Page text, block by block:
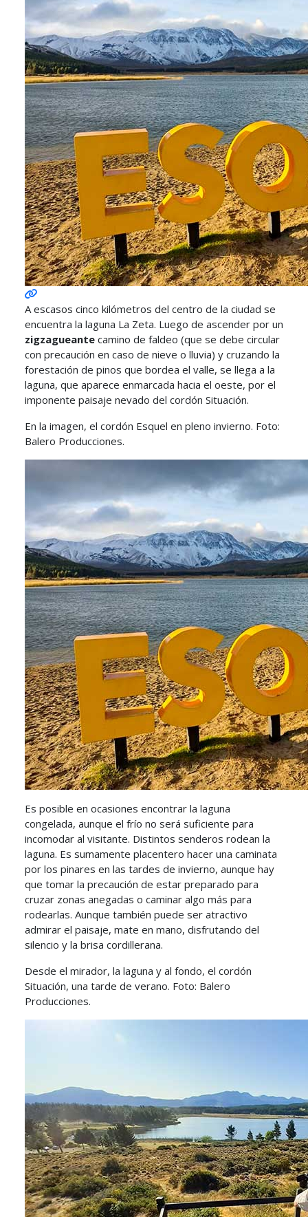
A escasos cinco kilómetros del centro de la ciudad se
encuentra la laguna La Zeta. Luego de ascender por un
zigzagueante camino de faldeo (que se debe circular
con precaución en caso de nieve o lluvia) y cruzando la
forestación de pinos que bordea el valle, se llega a la
laguna, que aparece enmarcada hacia el oeste, por el
imponente paisaje nevado del cordón Situación.
En la imagen, el cordón Esquel en pleno invierno. Foto:
Balero Producciones.
Es posible en ocasiones encontrar la laguna
congelada, aunque el frío no será suficiente para
incomodar al visitante. Distintos senderos rodean la
laguna. Es sumamente placentero hacer una caminata
por los pinares en las tardes de invierno, aunque hay
que tomar la precaución de estar preparado para
cruzar zonas anegadas o caminar algo más para
rodearlas. Aunque también puede ser atractivo
admirar el paisaje, mate en mano, disfrutando del
silencio y la brisa cordillerana.
Desde el mirador, la laguna y al fondo, el cordón
Situación, una tarde de verano. Foto: Balero
Producciones.